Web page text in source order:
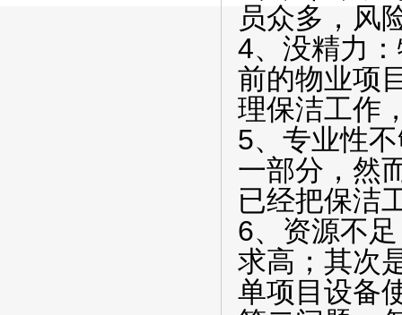
员众多，风
4、没精力
前的物业项
理保洁工作
5、专业性
一部分，然
已经把保洁
6、资源不
求高；其次
单项目设备